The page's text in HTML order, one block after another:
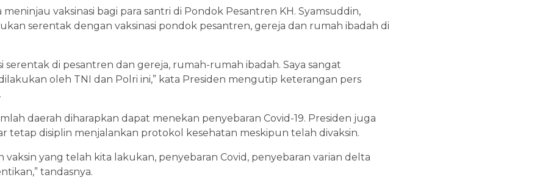
vaksinasi bagi para santri di Pondok Pesantren KH. Syamsuddin,
serentak dengan vaksinasi pondok pesantren, gereja dan rumah ibadah di
serentak di pesantren dan gereja, rumah-rumah ibadah. Saya sangat
oleh TNI dan Polri ini,” kata Presiden mengutip keterangan pers
daerah diharapkan dapat menekan penyebaran Covid-19. Presiden juga
tetap disiplin menjalankan protokol kesehatan meskipun telah divaksin.
vaksin yang telah kita lakukan, penyebaran Covid, penyebaran varian delta
tandasnya.